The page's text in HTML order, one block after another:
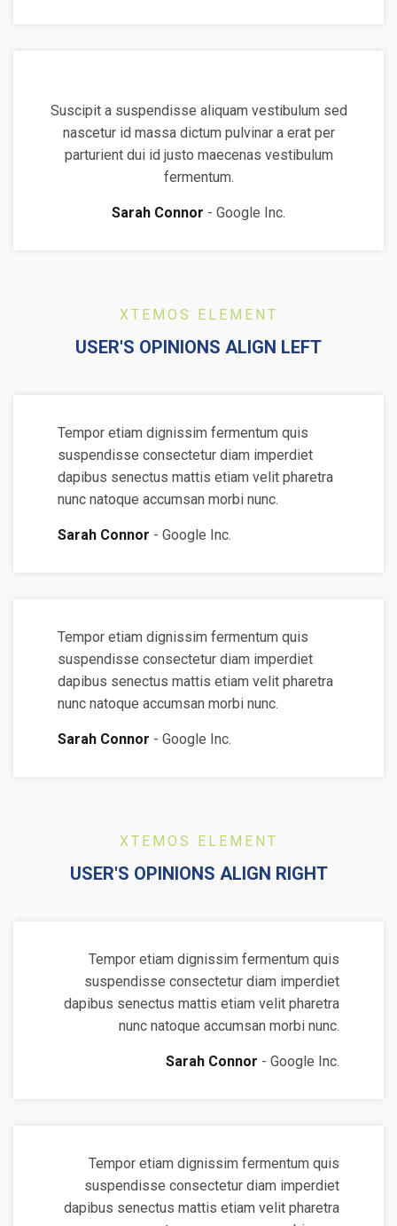
Suscipit a suspendisse aliquam vestibulum sed
nascetur id massa dictum pulvinar a erat per
parturient dui id justo maecenas vestibulum
fermentum.
Sarah Connor Google Inc.
XTEMOS ELEMENT
USER'S OPINIONS ALIGN LEFT
Tempor etiam dignissim fermentum quis
suspendisse consectetur diam imperdiet
dapibus senectus mattis etiam velit pharetra
nunc natoque accumsan morbi nunc.
Sarah Connor Google Inc.
Tempor etiam dignissim fermentum quis
suspendisse consectetur diam imperdiet
dapibus senectus mattis etiam velit pharetra
nunc natoque accumsan morbi nunc.
Sarah Connor Google Inc.
XTEMOS ELEMENT
USER'S OPINIONS ALIGN RIGHT
Tempor etiam dignissim fermentum quis
suspendisse consectetur diam imperdiet
dapibus senectus mattis etiam velit pharetra
nunc natoque accumsan morbi nunc.
Sarah Connor Google Inc.
Tempor etiam dignissim fermentum quis
suspendisse consectetur diam imperdiet
dapibus senectus mattis etiam velit pharetra